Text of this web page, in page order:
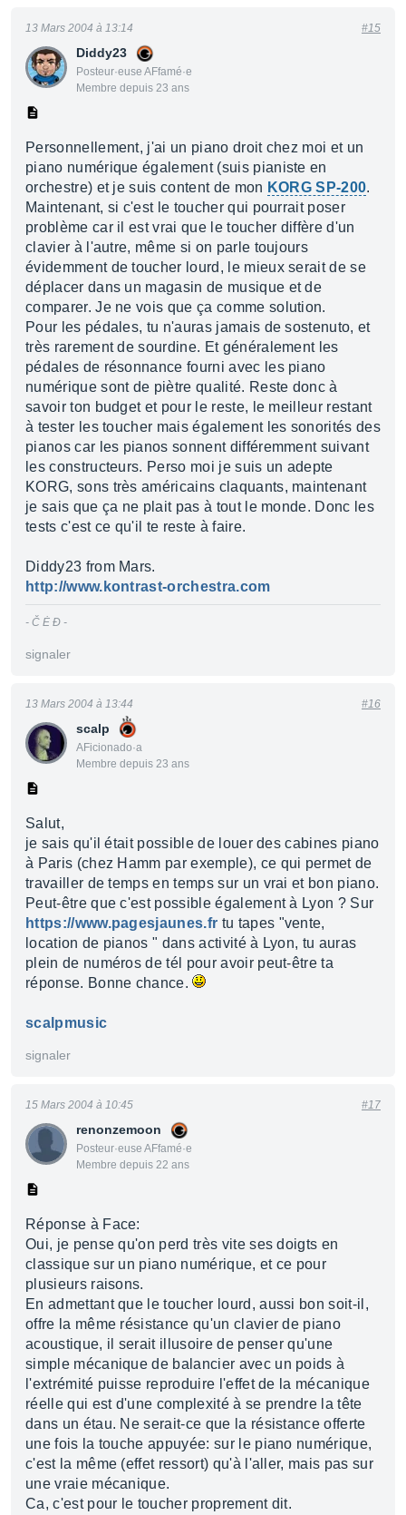
Diddy23
Posteur·euse AFfamé·e
Membre depuis 23 ans
13 Mars 2004 à 13:14 #15
Personnellement, j'ai un piano droit chez moi et un
piano numérique également (suis pianiste en
orchestre) et je suis content de mon KORG SP-200.
Maintenant, si c'est le toucher qui pourrait poser
problème car il est vrai que le toucher diffère d'un
clavier à l'autre, même si on parle toujours
évidemment de toucher lourd, le mieux serait de se
déplacer dans un magasin de musique et de
comparer. Je ne vois que ça comme solution.
Pour les pédales, tu n'auras jamais de sostenuto, et
très rarement de sourdine. Et généralement les
pédales de résonnance fourni avec les piano
numérique sont de piètre qualité. Reste donc à
savoir ton budget et pour le reste, le meilleur restant
à tester les toucher mais également les sonorités des
pianos car les pianos sonnent différemment suivant
les constructeurs. Perso moi je suis un adepte
KORG, sons très américains claquants, maintenant
je sais que ça ne plait pas à tout le monde. Donc les
tests c'est ce qu'il te reste à faire.
Diddy23 from Mars.
http://www.kontrast-orchestra.com
- Č Ė Đ -
signaler
scalp
AFicionado·a
Membre depuis 23 ans
13 Mars 2004 à 13:44 #16
Salut,
je sais qu'il était possible de louer des cabines piano
à Paris (chez Hamm par exemple), ce qui permet de
travailler de temps en temps sur un vrai et bon piano.
Peut-être que c'est possible également à Lyon ? Sur
https://www.pagesjaunes.fr tu tapes "vente,
location de pianos " dans activité à Lyon, tu auras
plein de numéros de tél pour avoir peut-être ta
réponse. Bonne chance.
scalpmusic
signaler
renonzemoon
Posteur·euse AFfamé·e
Membre depuis 22 ans
15 Mars 2004 à 10:45 #17
Réponse à Face:
Oui, je pense qu'on perd très vite ses doigts en
classique sur un piano numérique, et ce pour
plusieurs raisons.
En admettant que le toucher lourd, aussi bon soit-il,
offre la même résistance qu'un clavier de piano
acoustique, il serait illusoire de penser qu'une
simple mécanique de balancier avec un poids à
l'extrémité puisse reproduire l'effet de la mécanique
réelle qui est d'une complexité à se prendre la tête
dans un étau. Ne serait-ce que la résistance offerte
une fois la touche appuyée: sur le piano numérique,
c'est la même (effet ressort) qu'à l'aller, mais pas sur
une vraie mécanique.
Ca, c'est pour le toucher proprement dit.